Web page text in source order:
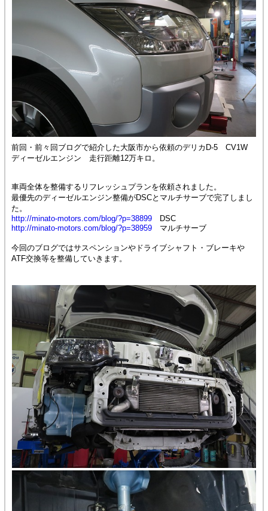
前回・前々回ブログで紹介した大阪市から依頼のデリカD-5 CV1W
ディーゼルエンジン 走行距離12万キロ。
車両全体を整備するリフレッシュプランを依頼されました。
最優先のディーゼルエンジン整備がDSCとマルチサーブで完了しまし
た。
http://minato-motors.com/blog/?p=38899DSC
http://minato-motors.com/blog/?p=38959マルチサーブ
今回のブログではサスペンションやドライブシャフト・ブレーキや
ATF交換等を整備していきます。